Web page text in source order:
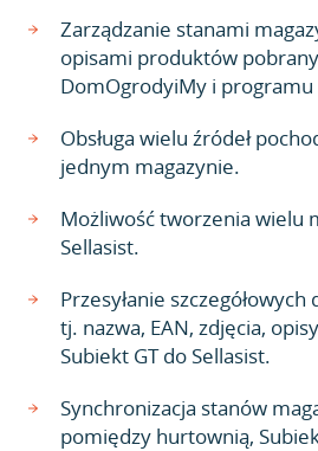
Zarządzanie stanami
opisami produktów
DomOgrodyiMy i programu
Obsługa wielu źródeł
jednym magazynie.
Możliwość tworzenia wielu
Sellasist.
Przesyłanie
tj. nazwa, EAN, zdjęcia,
Subiekt GT do Sellasist.
Synchronizacja stanów
pomiędzy hurtownią,